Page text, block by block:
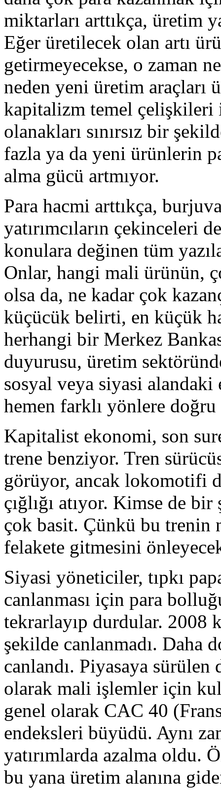
miktarları arttıkça, üretim
Eğer üretilecek olan artı
getirmeyecekse, o zaman
neden yeni üretim araçları
kapitalizm temel çelişkileri
olanakları sınırsız bir
fazla ya da yeni ürünlerin
alma gücü artmıyor.
Para hacmi arttıkça,
yatırımcıların çekinceleri
konulara değinen tüm
Onlar, hangi mali ürünün,
olsa da, ne kadar çok
küçücük belirti, en küçük
herhangi bir Merkez
duyurusu, üretim
sosyal veya siyasi
hemen farklı yönlere
Kapitalist ekonomi, son
trene benziyor. Tren
görüyor, ancak lokomotifi
çığlığı atıyor. Kimse de
çok basit. Çünkü bu trenin
felakete gitmesini
Siyasi yöneticiler, tıpkı
canlanması için para
tekrarlayıp durdular. 2008
şekilde canlanmadı. Daha
canlandı. Piyasaya
olarak mali işlemler için
genel olarak CAC 40
endeksleri büyüdü. Aynı
yatırımlarda azalma oldu.
bu yana üretim alanına